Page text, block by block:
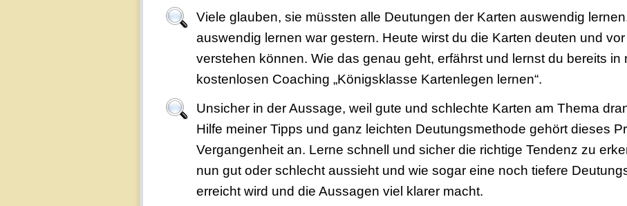
Viele glauben, sie müssten alle Deutungen der Karten auswendig
auswendig lernen war gestern. Heute wirst du die Karten deuten und
verstehen können. Wie das genau geht, erfährst und lernst du bereits in
kostenlosen Coaching „Königsklasse Kartenlegen lernen“.
Unsicher in der Aussage, weil gute und schlechte Karten am Thema
Hilfe meiner Tipps und ganz leichten Deutungsmethode gehört dieses
Vergangenheit an. Lerne schnell und sicher die richtige Tendenz zu
nun gut oder schlecht aussieht und wie sogar eine noch tiefere
erreicht wird und die Aussagen viel klarer macht.